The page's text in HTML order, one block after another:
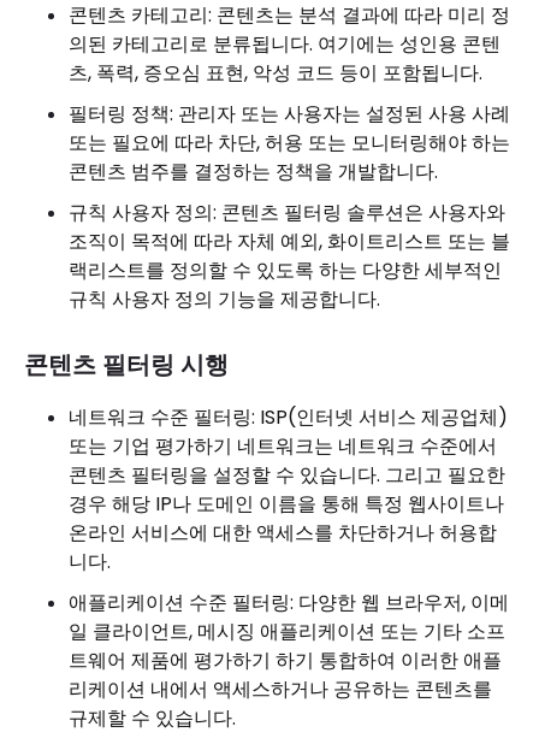
콘텐츠 카테고리: 콘텐츠는 분석 결과에 따라 미리 정
의된 카테고리로 분류됩니다. 여기에는 성인용 콘텐
츠, 폭력, 증오심 표현, 악성 코드 등이 포함됩니다.
필터링 정책: 관리자 또는 사용자는 설정된 사용 사례
또는 필요에 따라 차단, 허용 또는 모니터링해야 하는
콘텐츠 범주를 결정하는 정책을 개발합니다.
규칙 사용자 정의: 콘텐츠 필터링 솔루션은 사용자와
조직이 목적에 따라 자체 예외, 화이트리스트 또는 블
랙리스트를 정의할 수 있도록 하는 다양한 세부적인
규칙 사용자 정의 기능을 제공합니다.
콘텐츠 필터링 시행
네트워크 수준 필터링: ISP(인터넷 서비스 제공업체)
또는 기업 평가하기 네트워크는 네트워크 수준에서
콘텐츠 필터링을 설정할 수 있습니다. 그리고 필요한
경우 해당 IP나 도메인 이름을 통해 특정 웹사이트나
온라인 서비스에 대한 액세스를 차단하거나 허용합
니다.
애플리케이션 수준 필터링: 다양한 웹 브라우저, 이메
일 클라이언트, 메시징 애플리케이션 또는 기타 소프
트웨어 제품에 평가하기 하기 통합하여 이러한 애플
리케이션 내에서 액세스하거나 공유하는 콘텐츠를
규제할 수 있습니다.